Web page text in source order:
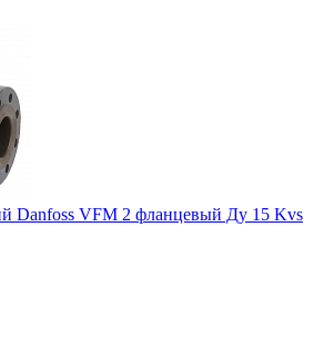
Danfoss VFM 2 фланцевый Ду 15 Kvs